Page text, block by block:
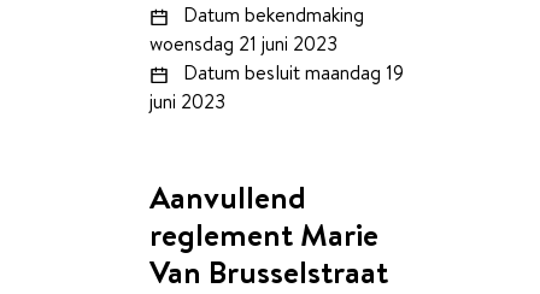
Datum bekendmaking
woensdag 21 juni 2023
Datum besluitmaandag 19
juni 2023
Aanvullend
reglement Marie
Van Brusselstraat